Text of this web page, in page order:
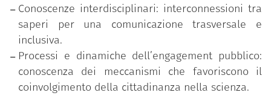
Conoscenze interdisciplinari: interconnessioni tra
saperi per una comunicazione trasversale e
inclusiva.
Processi e dinamiche dell’engagement pubblico:
conoscenza dei meccanismi che favoriscono il
coinvolgimento della cittadinanza nella scienza.